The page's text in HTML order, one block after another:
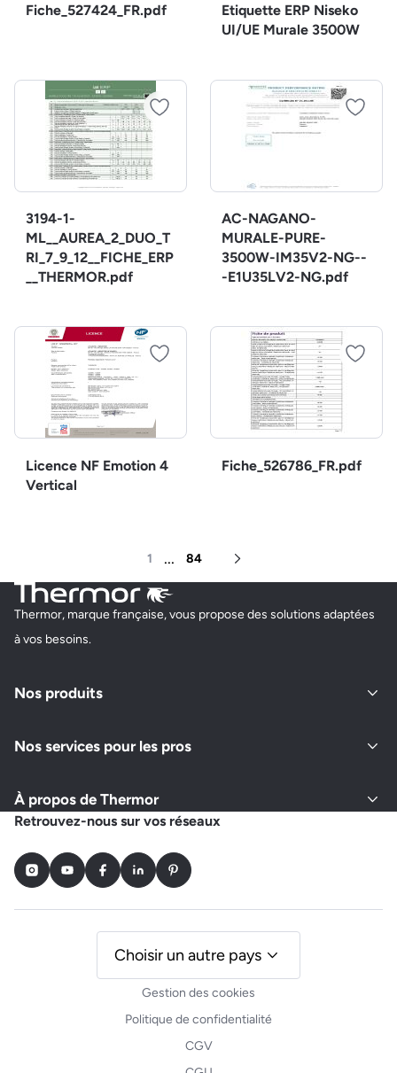
Fiche_527424_FR.pdf
Etiquette ERP Niseko
UI/UE Murale 3500W
3194-1-
ML__AUREA_2_DUO_T
RI_7_9_12__FICHE_ERP
__THERMOR.pdf
AC-NAGANO-
MURALE-PURE-
3500W-IM35V2-NG--
-E1U35LV2-NG.pdf
Licence NF Emotion 4
Vertical
Fiche_526786_FR.pdf
1 ... 84
Page suivante
Thermor, marque française, vous propose des solutions adaptées
à vos besoins.
Nos produits
Nos services pour les pros
À propos de Thermor
Retrouvez-nous sur vos réseaux
InstagramYoutubeFacebookLinkedInPinterest
Gestion des cookies
Politique de confidentialité
CGV
Choisir un autre pays